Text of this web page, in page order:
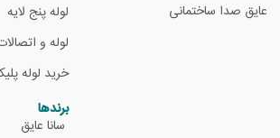
عایق صدا ساختمانی
لوله پنج لایه
لوله و
خرید لوله
برندها
سانا عایق